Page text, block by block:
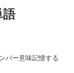
語
バー意味記憶する